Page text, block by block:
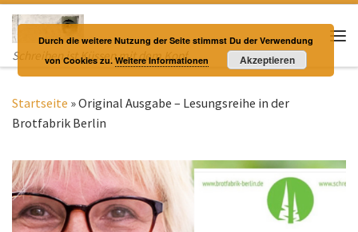
Zum Inhalt springen
Schreiben ist Küssen mit dem Kopf
Startseite »Original Ausgabe – Lesungsreihe in der
Brotfabrik Berlin
Durch die weitere Nutzung der Seite stimmst Du der Verwendung
von Cookies zu.Weitere Informationen Akzeptieren